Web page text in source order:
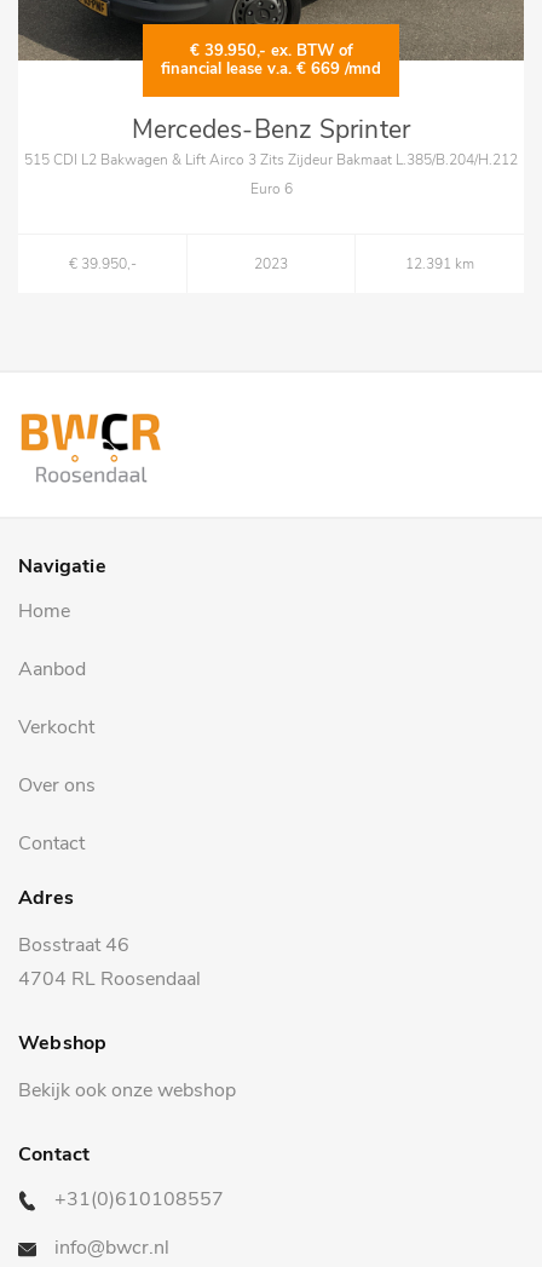
€ 39.950,- ex. BTW of
financial lease v.a. € 669 /mnd
Mercedes-Benz Sprinter
515 CDI L2 Bakwagen & Lift Airco 3 Zits Zijdeur Bakmaat L.385/B.204/H.212
Euro 6
€ 39.950,- 2023 12.391 km
Navigatie
Home
Aanbod
Verkocht
Over ons
Contact
Adres
Bosstraat 46
4704 RL Roosendaal
Webshop
Bekijk ook onze webshop
Contact
+31(0)610108557
info@bwcr.nl